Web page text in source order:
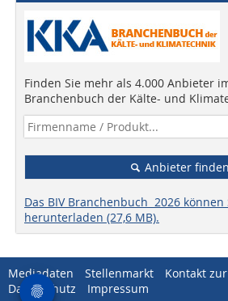
Finden Sie mehr als 4.000 Anbieter
Branchenbuch der Kälte- und
Anbieter
Das BIV Branchenbuch 2026 können
herunterladen (27,6 MB).
Mediadaten Stellenmarkt Kontakt
Datenschutz
Impressum